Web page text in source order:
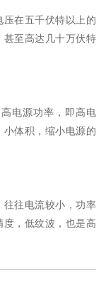
在五千伏特以上的
甚至高达几十万伏特
电源功率，即高电
体积，缩小电源的
往往电流较小，功率
，低纹波，也是高